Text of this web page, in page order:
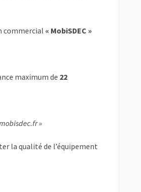
commercial « MobiSDEC »
maximum de 22
»
la qualité de l’équipement